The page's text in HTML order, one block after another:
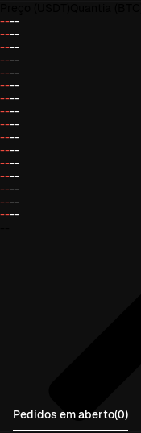
----
----
----
----
----
----
----
----
----
----
----
----
----
----
----
----
Pedidos em aberto(0)